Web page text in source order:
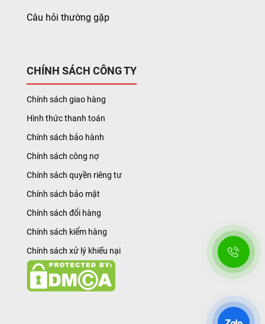
Câu hỏi thường gặp
CHÍNH SÁCH CÔNG TY
Chính sách giao hàng
Hình thức thanh toán
Chính sách bảo hành
Chính sách công nợ
Chính sách quyền riêng tư
Chính sách bảo mật
Chính sách đổi hàng
Chính sách kiểm hàng
Chính sách xử lý khiếu nại